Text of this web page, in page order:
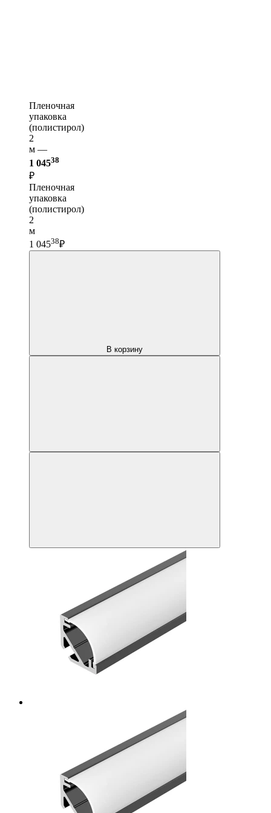
Пленочная
упаковка
(полистирол)
2
м —
1 04538
₽
Пленочная
упаковка
(полистирол)
2
м
1 04538₽
В корзину